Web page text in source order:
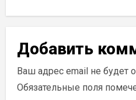
Добавить
Ваш адрес email не будет
Обязательные поля